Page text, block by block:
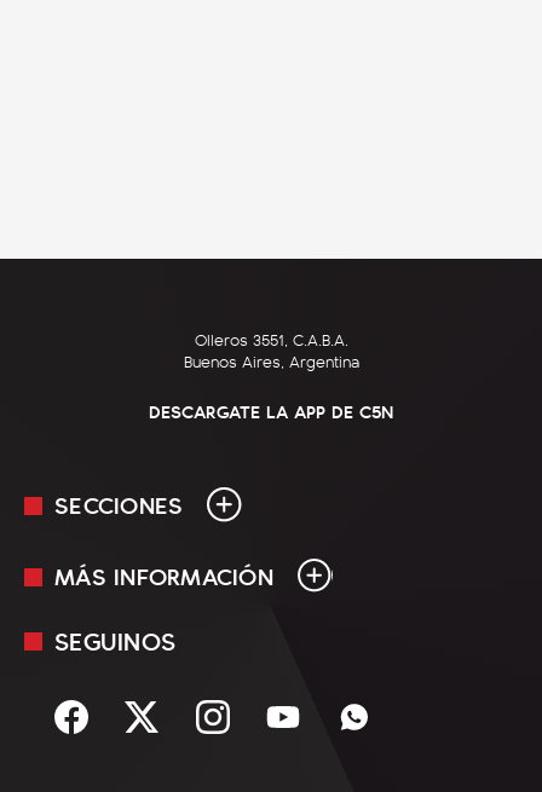
Olleros 3551, C.A.B.A.
Buenos Aires, Argentina
DESCARGATE LA APP DE C5N
SECCIONES
En Vivo
Sociedad
MÁS INFORMACIÓN
Mediakit
Términos y condiciones
SEGUINOS